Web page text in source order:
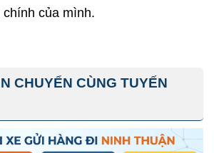
của mình.
CHUYỂN CÙNG TUYẾN